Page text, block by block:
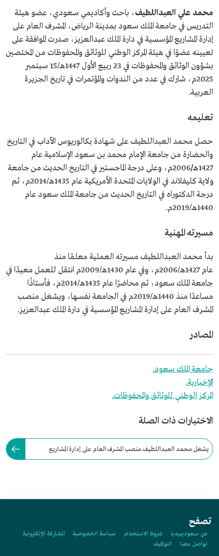
محمد العبداللطيف
الاسم
محمد العبداللطيف.
التصنيف
باحث في التاريخ السعودي.
المؤهلات العلمية
بكالوريوس الآداب في التاريخ والحضارة من جامعة الإمام
محمد بن سعود الإسلامية عام 2006م.
ماجستير في التاريخ الحديث من جامعة ولاية كليفلاند في
الولايات المتحدة الأمريكية عام 2014م.
المنصب الحالي
عضو في هيئة المركز الوطني للوثائق والمحفوظات من المختصين
بشؤون الوثائق والمحفوظات.
محمد علي العبداللطيف، باحث وأكاديمي سعودي، عضو هيئة
التدريس في جامعة الملك سعود بمدينة الرياض، المشرف العام على
إدارة المشاريع المؤسسية في دارة الملك عبدالعزيز، صدرت الموافقة على
تعيينه عضوًا في هيئة المركز الوطني للوثائق والمحفوظات من المختصين
بشؤون الوثائق والمحفوظات في 23 ربيع الأول 1447هـ/15 سبتمبر
2025م، شارك في عدد من الندوات والمؤتمرات في تاريخ الجزيرة
العربية.
تعليمه
حصل محمد العبداللطيف على شهادة بكالوريوس الآداب في التاريخ
والحضارة من جامعة الإمام محمد بن سعود الإسلامية عام
1427هـ /
2006م، وعلى درجة الماجستير في التاريخ الحديث من جامعة
ولاية كليفلاند في الولايات المتحدة الأمريكية عام 1435هـ/2014م، ثم
درجة الدكتوراه في التاريخ الحديث من جامعة الملك سعود عام
1440هـ/2019م.
مسيرته المهنية
بدأ محمد العبداللطيف مسيرته العملية معلمًا منذ
عام 1427هـ/2006م، وفي عام 1430هـ/2009م انتقل للعمل معيدًا في
جامعة الملك سعود، ثم محاضرًا عام 1435هـ/2014م، فأستاذًا
مساعدًا منذ 1440هـ/2019م في الجامعة نفسها، ويشغل منصب
المشرف العام على إدارة المشاريع المؤسسية في دارة الملك عبدالعزيز.
المصادر
جامعة الملك سعود.
الإخبارية.
المركز الوطني للوثائق والمحفوظات.
الاختبارات ذات الصلة
يشغل محمد العبداللطيف منصب المشرف العام على إدارة المشاريع
تصفح
عن سعوديبيديا شروط الاستخدام سياسة الخصوصية
المشاركة الإلكترونية
تواصل معنا
التوظيف